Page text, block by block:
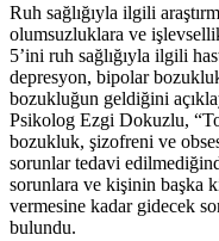
Ruh sağlığıyla ilgili
olumsuzluklara ve
5’ini ruh sağlığıyla ilgili
depresyon, bipolar
bozukluğun geldiğini
Psikolog Ezgi Dokuzlu,
bozukluk, şizofreni ve
sorunlar tedavi
sorunlara ve kişinin başka
vermesine kadar gidecek
bulundu.